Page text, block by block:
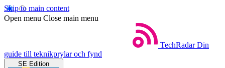
Skip to main content
Open menu Close main menu
TechRadar Din
guide till teknikprylar och fynd
SE Edition